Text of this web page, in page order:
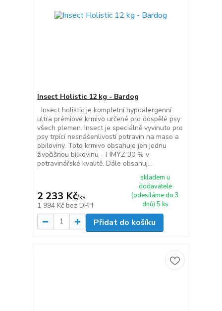
Insect Holistic 12 kg - Bardog
Insect holistic je kompletní hypoalergenní
ultra prémiové krmivo určené pro dospělé psy
všech plemen. Insect je speciálně vyvinuto pro
psy trpící nesnášenlivostí potravin na maso a
obiloviny. Toto krmivo obsahuje jen jednu
živočišnou bílkovinu – HMYZ 30 % v
potravinářské kvalitě. Dále obsahuj...
2 233 Kč/ks
1 994 Kč bez DPH
skladem u
dodavatele
(odesíláme do 3
dnů) 5 ks
Přidat do košíku